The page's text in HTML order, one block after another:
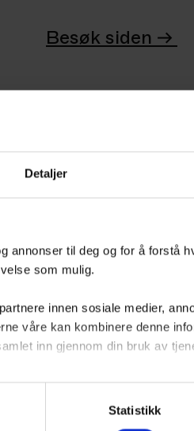
Detaljer
annonser til deg og for å forstå
som mulig.
innen sosiale medier,
våre kan kombinere denne
inn gjennom din bruk av
oppfordrer deg til å lese mer
Statistikk
Besøk siden ->